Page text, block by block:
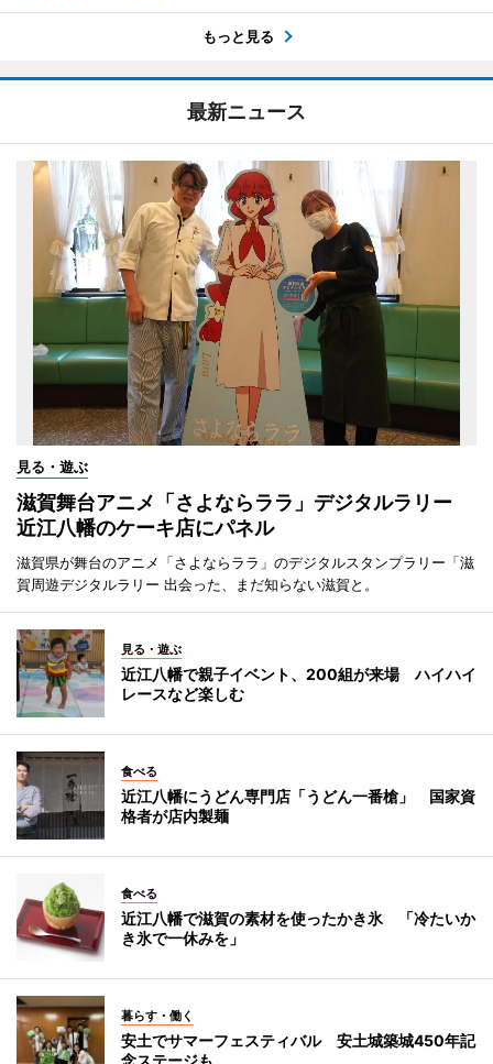
もっと見る
最新ニュース
見る・遊ぶ
滋賀舞台アニメ「さよならララ」デジタルラリー
近江八幡のケーキ店にパネル
滋賀県が舞台のアニメ「さよならララ」のデジタルスタンプラリー「滋
賀周遊デジタルラリー 出会った、まだ知らない滋賀と。
見る・遊ぶ
近江八幡で親子イベント、200組が来場 ハイハイ
レースなど楽しむ
食べる
近江八幡にうどん専門店「うどん一番槍」 国家資
格者が店内製麺
食べる
近江八幡で滋賀の素材を使ったかき氷 「冷たいか
き氷で一休みを」
暮らす・働く
安土でサマーフェスティバル 安土城築城450年記
念ステージも